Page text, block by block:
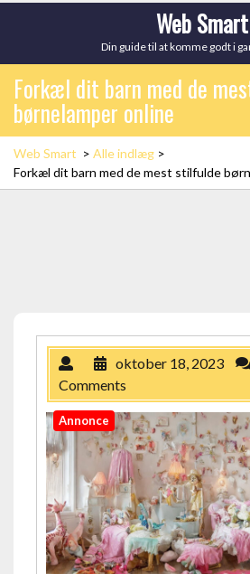
Web Smart
Din guide til at komme godt i
Forkæl dit barn med de
børnelamper online
Web Smart > Alle indlæg >
Forkæl dit barn med de mest stilfulde
oktober 18, 2023
Comments
Annonce